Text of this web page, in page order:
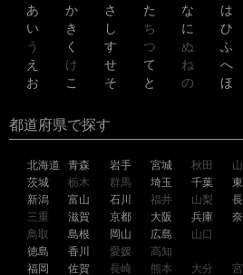
あ
い
う
え
お
か
き
く
け
こ
さ
し
す
せ
そ
た
ち
つ
て
と
な
に
ぬ
ね
の
は
ひ
ふ
へ
ほ
都道府県で探す
北海道 青森 岩手 宮城 秋田
茨城
栃木 群馬 埼玉 千葉
新潟
富山 石川 福井 山梨
三重
滋賀 京都 大阪 兵庫
鳥取
島根 岡山 広島
山口
徳島
香川 愛媛
高知
福岡
佐賀 長崎 熊本 大分